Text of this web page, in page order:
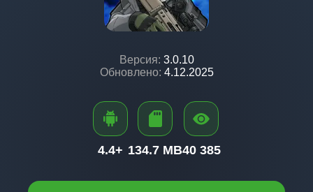
Версия: 3.0.10
Обновлено: 4.12.2025
4.4+ 134.7 MB40 385